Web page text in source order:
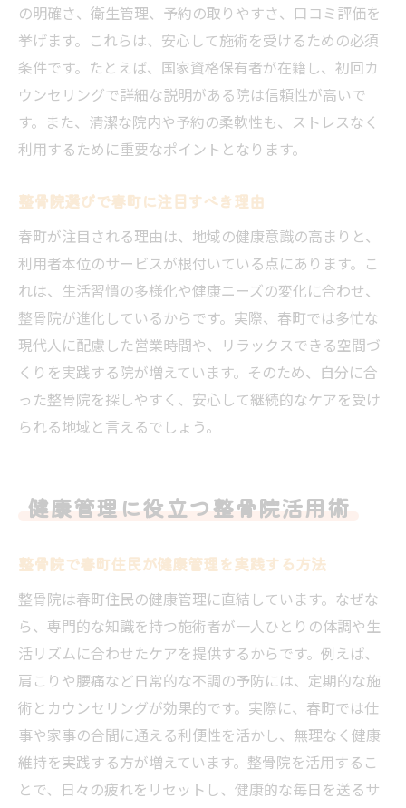
の明確さ、衛生管理、予約の取りやすさ、口コミ評価を
挙げます。これらは、安心して施術を受けるための必須
条件です。たとえば、国家資格保有者が在籍し、初回カ
ウンセリングで詳細な説明がある院は信頼性が高いで
す。また、清潔な院内や予約の柔軟性も、ストレスなく
利用するために重要なポイントとなります。
整骨院選びで春町に注目すべき理由
春町が注目される理由は、地域の健康意識の高まりと、
利用者本位のサービスが根付いている点にあります。こ
れは、生活習慣の多様化や健康ニーズの変化に合わせ、
整骨院が進化しているからです。実際、春町では多忙な
現代人に配慮した営業時間や、リラックスできる空間づ
くりを実践する院が増えています。そのため、自分に合
った整骨院を探しやすく、安心して継続的なケアを受け
られる地域と言えるでしょう。
健康管理に役立つ整骨院活用術
整骨院で春町住民が健康管理を実践する方法
整骨院は春町住民の健康管理に直結しています。なぜな
ら、専門的な知識を持つ施術者が一人ひとりの体調や生
活リズムに合わせたケアを提供するからです。例えば、
肩こりや腰痛など日常的な不調の予防には、定期的な施
術とカウンセリングが効果的です。実際に、春町では仕
事や家事の合間に通える利便性を活かし、無理なく健康
維持を実践する方が増えています。整骨院を活用するこ
とで、日々の疲れをリセットし、健康的な毎日を送るサ